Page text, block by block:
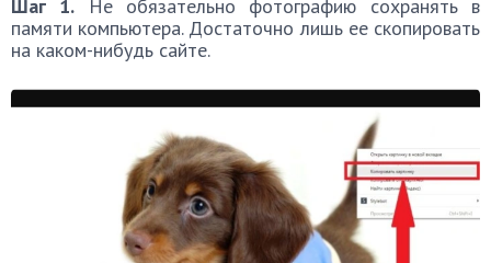
Шаг 1. Не обязательно фотографию сохранять в
памяти компьютера. Достаточно лишь ее скопировать
на каком-нибудь сайте.